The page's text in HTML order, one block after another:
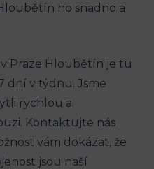
ho snadno a
Praze Hloubětín je tu
dní v týdnu. Jsme
rychlou a
Kontaktujte nás
vám dokázat, že
jsou naší